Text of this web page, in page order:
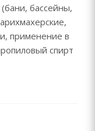
бассейны,
применение в
спирт